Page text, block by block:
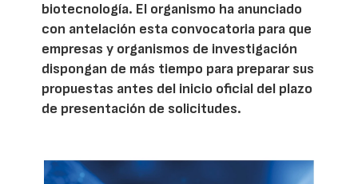
biotecnología. El organismo ha anunciado
con antelación esta convocatoria para que
empresas y organismos de investigación
dispongan de más tiempo para preparar sus
propuestas antes del inicio oficial del plazo
de presentación de solicitudes.